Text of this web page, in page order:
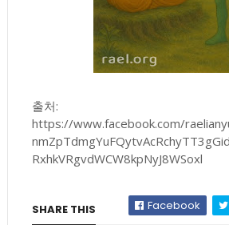
출처:
https://www.facebook.com/
RxhkVRgvdWCW8kpNyJ8WSoxl
SHARE THIS Facebook